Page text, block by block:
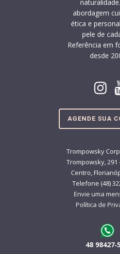
abordagem
ética e
pele de
Referência em
desde
AGENDE SUA
Trompowsky
Trompowsky, 291
Centro,
Telefone (48)
Envie uma
Política de
48